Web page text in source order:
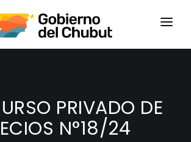
PRIVADO DE
N°18/24